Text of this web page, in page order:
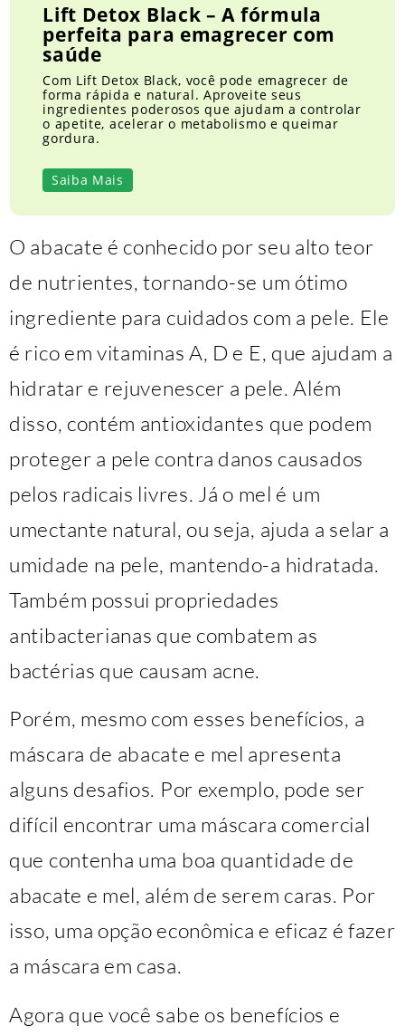
Lift Detox Black – A fórmula
perfeita para emagrecer com
saúde
Com Lift Detox Black, você pode emagrecer de
forma rápida e natural. Aproveite seus
ingredientes poderosos que ajudam a controlar
o apetite, acelerar o metabolismo e queimar
gordura.
Saiba Mais
O abacate é conhecido por seu alto teor
de nutrientes, tornando-se um ótimo
ingrediente para cuidados com a pele. Ele
é rico em vitaminas A, D e E, que ajudam a
hidratar e rejuvenescer a pele. Além
disso, contém antioxidantes que podem
proteger a pele contra danos causados
pelos radicais livres. Já o mel é um
umectante natural, ou seja, ajuda a selar a
umidade na pele, mantendo-a hidratada.
Também possui propriedades
antibacterianas que combatem as
bactérias que causam acne.
Porém, mesmo com esses benefícios, a
máscara de abacate e mel apresenta
alguns desafios. Por exemplo, pode ser
difícil encontrar uma máscara comercial
que contenha uma boa quantidade de
abacate e mel, além de serem caras. Por
isso, uma opção econômica e eficaz é fazer
a máscara em casa.
Agora que você sabe os benefícios e